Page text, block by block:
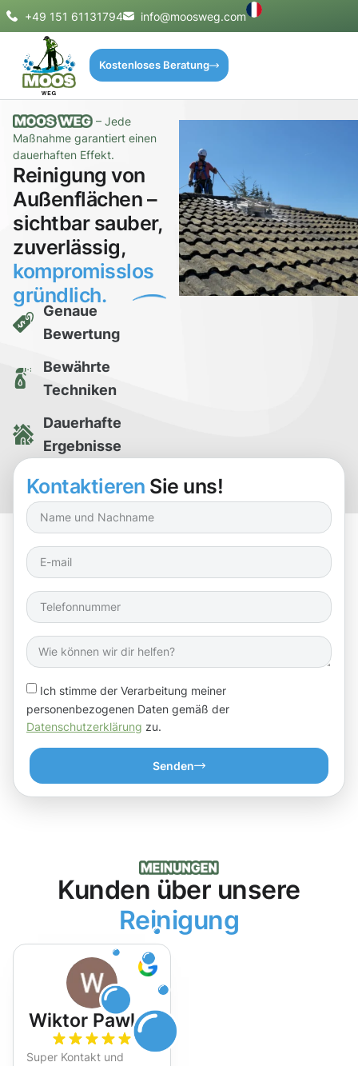
+49 151 61131794 info@moosweg.com
Kostenloses Beratung
– Jede
Maßnahme garantiert einen
dauerhaften Effekt.
Reinigung von
Außenflächen –
sichtbar sauber,
zuverlässig,
kompromisslos
gründlich.
Genaue
Bewertung
Bewährte
Techniken
Dauerhafte
Ergebnisse
Kostenlose
Reinigungsprobe
Kontaktieren Sie uns!
Ich stimme der Verarbeitung meiner
personenbezogenen Daten gemäß der
Datenschutzerklärung zu.
Senden
Kunden über unsere
Reinigung
Wiktor Pawlak
Super Kontakt und